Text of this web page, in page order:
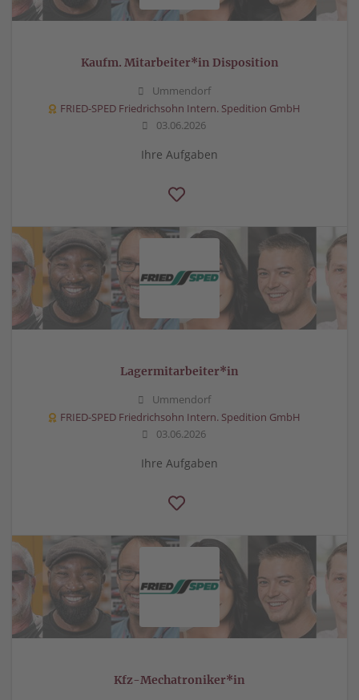
Kaufm. Mitarbeiter*in Disposition
Ummendorf
FRIED-SPED Friedrichsohn Intern. Spedition GmbH
03.06.2026
Ihre Aufgaben
Lagermitarbeiter*in
Ummendorf
FRIED-SPED Friedrichsohn Intern. Spedition GmbH
03.06.2026
Ihre Aufgaben
Kfz-Mechatroniker*in